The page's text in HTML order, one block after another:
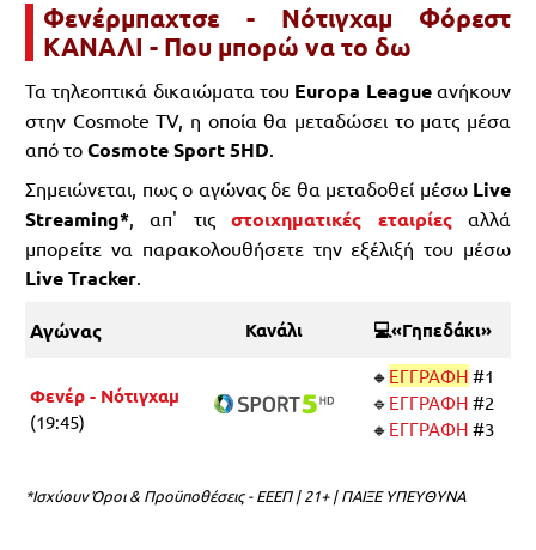
Φενέρμπαχτσε - Νότιγχαμ Φόρεστ
ΚΑΝΑΛΙ - Που μπορώ να το δω
Τα τηλεοπτικά δικαιώματα του Europa Leagueανήκουν
στην Cosmote TV, η οποία θα μεταδώσει το ματς μέσα
από το Cosmote Sport 5HD.
Σημειώνεται, πως ο αγώνας δε θα μεταδοθεί μέσω Live
Streaming*, απ' τιςστοιχηματικές εταιρίεςαλλά
μπορείτε να παρακολουθήσετε την εξέλιξή του μέσω
Live Tracker.
Αγώνας Κανάλι 💻«Γηπεδάκι»
Φενέρ - Νότιγχαμ
(19:45)
🔸 ΕΓΓΡΑΦΗ #1
🔹 ΕΓΓΡΑΦΗ #2
🔸 ΕΓΓΡΑΦΗ #3
*Ισχύουν Όροι & Προϋποθέσεις - ΕΕΕΠ | 21+ | ΠΑΙΞΕ ΥΠΕΥΘΥΝΑ